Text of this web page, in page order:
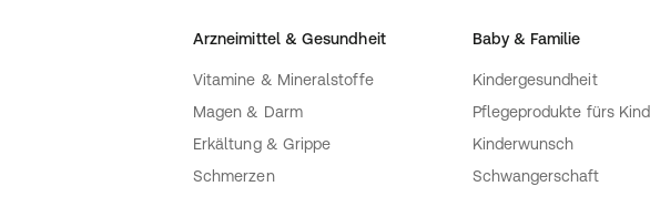
Arzneimittel & Gesundheit
Vitamine & Mineralstoffe
Magen & Darm
Erkältung & Grippe
Schmerzen
Baby & Familie
Kindergesundheit
Pflegeprodukte fürs Kind
Kinderwunsch
Schwangerschaft